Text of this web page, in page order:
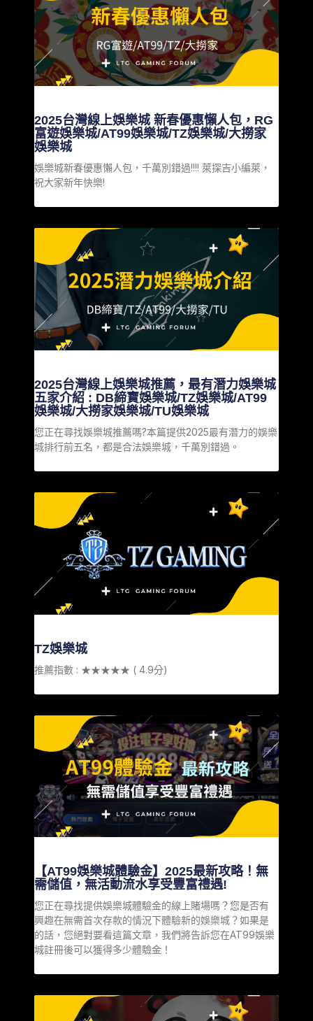
2025台灣線上娛樂城 新春優惠懶人包，RG
富遊娛樂城/AT99娛樂城/TZ娛樂城/大撈家
娛樂城
娛樂城新春優惠懶人包，千萬別錯過!!!! 萊探吉小編萊，
祝大家新年快樂!
2025台灣線上娛樂城推薦，最有潛力娛樂城
五家介紹 : DB締寶娛樂城/TZ娛樂城/AT99
娛樂城/大撈家娛樂城/TU娛樂城
您正在尋找娛樂城推薦嗎?本篇提供2025最有潛力的娛樂
城排行前五名，都是合法娛樂城，千萬別錯過。
TZ娛樂城
推薦指數 : ★★★★★ ( 4.9分)
【AT99娛樂城體驗金】2025最新攻略！無
需儲值，無活動流水享受豐富禮遇!
您正在尋找提供娛樂城體驗金的線上賭場嗎？您是否有
興趣在無需首次存款的情況下體驗新的娛樂城？如果是
的話，您絕對要看這篇文章，我們將告訴您在AT99娛樂
城註冊後可以獲得多少體驗金！